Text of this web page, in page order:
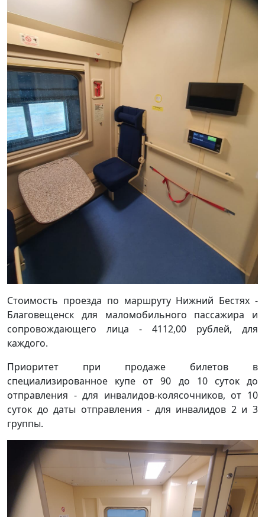
Стоимость проезда по маршруту Нижний Бестях -
Благовещенск для маломобильного пассажира и
сопровождающего лица - 4112,00 рублей, для
каждого.
Приоритет при продаже билетов в
специализированное купе от 90 до 10 суток до
отправления - для инвалидов-колясочников, от 10
суток до даты отправления - для инвалидов 2 и 3
группы.